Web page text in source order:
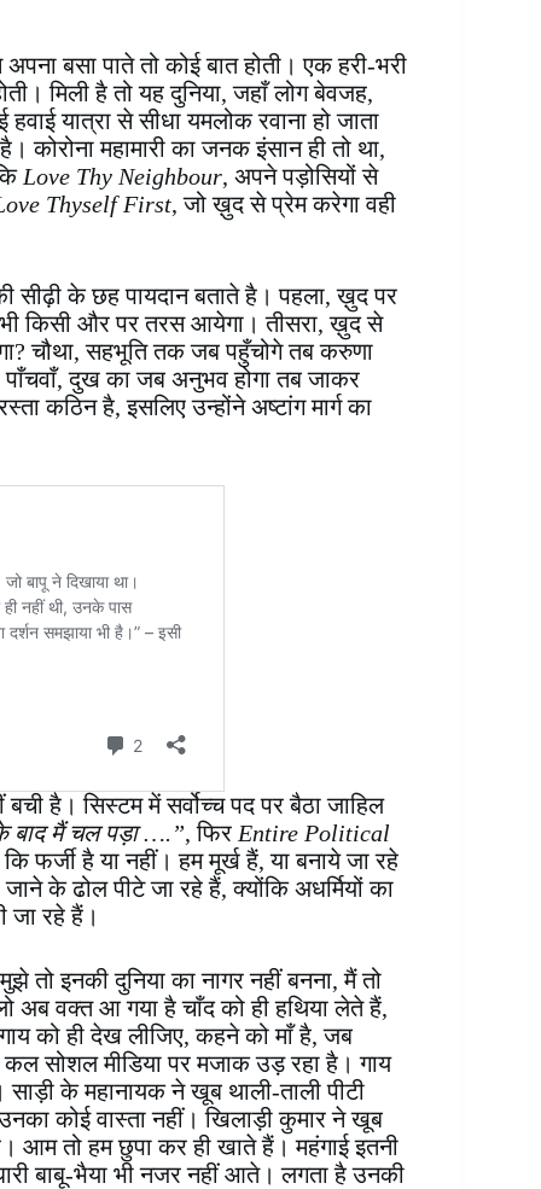
बसा पाते तो कोई बात होती। एक हरी-भरी
मिली है तो यह दुनिया, जहाँ लोग बेवजह,
यात्रा से सीधा यमलोक रवाना हो जाता
कोरोना महामारी का जनक इंसान ही तो था,
Love Thy Neighbour, अपने पड़ोसियों से
Thyself First, जो ख़ुद से प्रेम करेगा वही
सीढ़ी के छह पायदान बताते है। पहला, ख़ुद पर
किसी और पर तरस आयेगा। तीसरा, ख़ुद से
चौथा, सहभूति तक जब पहुँचोगे तब करुणा
दुख का जब अनुभव होगा तब जाकर
कठिन है, इसलिए उन्होंने अष्टांग मार्ग का
है। सिस्टम में सर्वोच्च पद पर बैठा जाहिल
के बाद मैं चल पड़ा ….”, फिर Entire Political
फर्जी है या नहीं। हम मूर्ख हैं, या बनाये जा रहे
के ढोल पीटे जा रहे हैं, क्योंकि अधर्मियों का
जा रहे हैं।
इनकी दुनिया का नागर नहीं बनना, मैं तो
अब वक्त आ गया है चाँद को ही हथिया लेते हैं,
को ही देख लीजिए, कहने को माँ है, जब
सोशल मीडिया पर मजाक उड़ रहा है। गाय
के महानायक ने खूब थाली-ताली पीटी
कोई वास्ता नहीं। खिलाड़ी कुमार ने खूब
आम तो हम छुपा कर ही खाते हैं। महंगाई इतनी
बाबू-भैया भी नजर नहीं आते। लगता है उनकी